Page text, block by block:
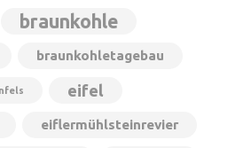
braunkohle
braunkohletagebau
eifel
eiflermühlsteinrevier